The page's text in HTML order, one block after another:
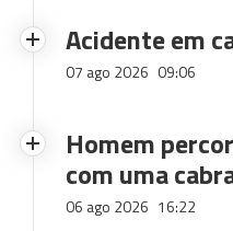
Acidente em
07 ago 2026 09:06
Homem
com uma
06 ago 2026 16:22